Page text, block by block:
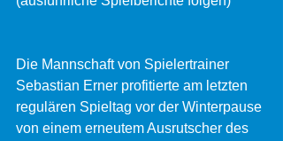
Die Mannschaft von Spielertrainer
Sebastian Erner profitierte am letzten
regulären Spieltag vor der Winterpause
von einem erneutem Ausrutscher des